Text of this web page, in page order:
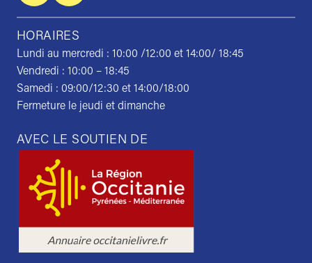
HORAIRES
Lundi au mercredi : 10:00 /12:00 et 14:00/ 18:45
Vendredi : 10:00 – 18:45
Samedi : 09:00/12:30 et 14:00/18:00
Fermeture le jeudi et dimanche
AVEC LE SOUTIEN DE